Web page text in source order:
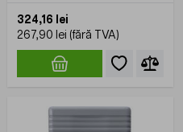
Multicolor
324,16 lei
267,90 lei